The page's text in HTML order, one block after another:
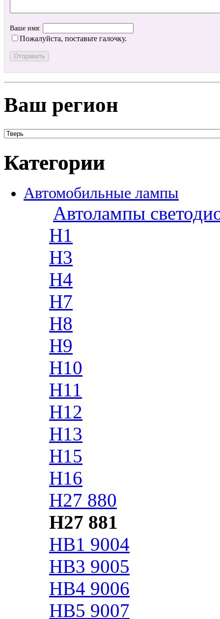
Ваше имя:
Пожалуйста, поставьте галочку.
Ваш регион
Категории
Автомобильные лампы
Автолампы
H1
H3
H4
H7
H8
H9
H10
H11
H12
H13
H15
H16
H27 880
H27 881
HB1 9004
HB3 9005
HB4 9006
HB5 9007